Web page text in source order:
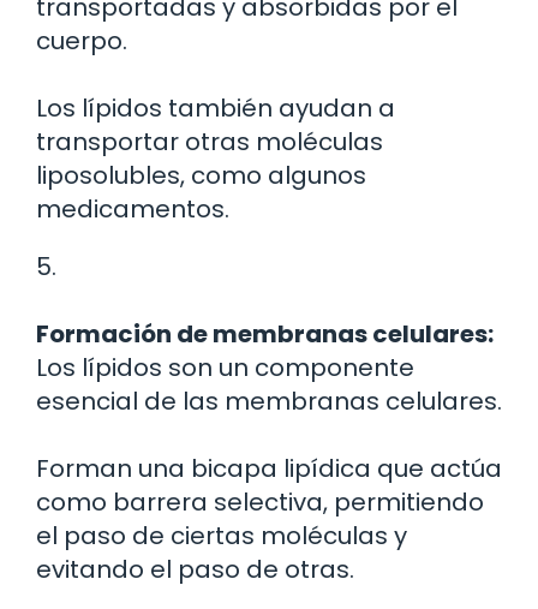
transportadas y absorbidas por el
cuerpo.
Los lípidos también ayudan a
transportar otras moléculas
liposolubles, como algunos
medicamentos.
5.
Formación de membranas celulares:
Los lípidos son un componente
esencial de las membranas celulares.
Forman una bicapa lipídica que actúa
como barrera selectiva, permitiendo
el paso de ciertas moléculas y
evitando el paso de otras.